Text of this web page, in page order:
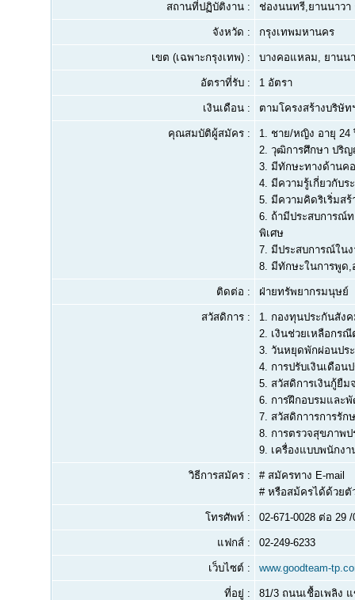
สถานที่ปฏิบัติงาน : ช่องนนทรี,ยานนาวา
จังหวัด : กรุงเทพมหานคร
เขต (เฉพาะกรุงเทพ) : บางคอแหลม, ยานน
อัตราที่รับ : 1 อัตรา
เงินเดือน : ตามโครงสร้างบริษัท
คุณสมบัติผู้สมัคร : 1. ชาย/หญิง อายุ 24
2. วุฒิการศึกษา ปริญ
3. มีทักษะทางด้านค
4. มีความรู้เกี่ยวกับร
5. มีความคิดริเริ่มส
6. ถ้ามีประสบการณ์
พิเศษ
7. มีประสบการณ์ใน
8. มีทักษะในการพูด,
ติดต่อ : ฝ่ายทรัพยากรมนุษย์
สวัสดิการ :
1. กองทุนประกันสัง
2. เงินช่วยเหลือกรณี
3. วันหยุดพักผ่อนปร
4. การปรับเงินเดือน
5. สวัสดิการเงินกู้ยืม
6. การฝึกอบรมและ
7. สวัสดิกาารการรัก
8. การตรวจสุขภาพป
9. เครื่องแบบพนักงา
วิธีการสมัคร :
# สมัครทาง E-mail
# หรือสม้ครได้ด้วยตั
โทรศัพท์ : 02-671-0028 ต่อ 29 /
แฟกส์ : 02-249-6233
เว็บไซต์ : www.goodteam-
ที่อยู่ : 81/3 ถนนเชื้อเพลิง